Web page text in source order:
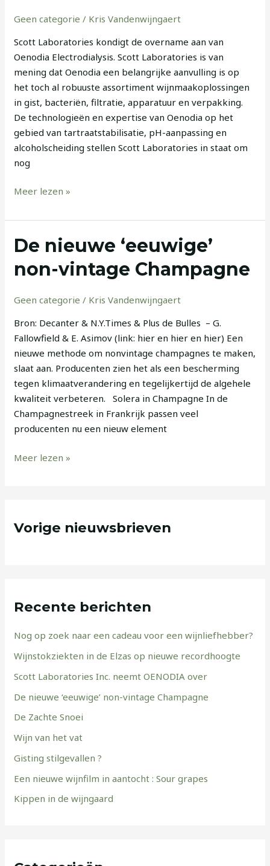
Geen categorie / Kris Vandenwijngaert
Scott Laboratories kondigt de overname aan van
Oenodia Electrodialysis. Scott Laboratories is van
mening dat Oenodia een belangrijke aanvulling is op
het toch al robuuste assortiment wijnmaakoplossingen
in gist, bacteriën, filtratie, apparatuur en verpakking.
De technologieën en expertise van Oenodia op het
gebied van tartraatstabilisatie, pH-aanpassing en
alcoholscheiding stellen Scott Laboratories in staat om
nog
OENODIA
Meer lezen »
De nieuwe ‘eeuwige’
non-vintage Champagne
Geen categorie / Kris Vandenwijngaert
Bron: Decanter & N.Y.Times & Plus de Bulles – G.
Fallowfield & E. Asimov (link: hier en hier en hier) Een
nieuwe methode om nonvintage champagnes te maken,
slaat aan. Producenten zien het als een bescherming
tegen klimaatverandering en tegelijkertijd de algehele
kwaliteit verbeteren. Solera in Champagne In de
Champagnestreek in Frankrijk passen veel
producenten nu een nieuw element
De
nieuwe
‘eeuwige’
vintage
Meer lezen »
Vorige nieuwsbrieven
Recente berichten
Nog op zoek naar een cadeau voor een wijnliefhebber?
Wijnstokziekten in de Elzas op nieuwe recordhoogte
Scott Laboratories Inc. neemt OENODIA over
De nieuwe ‘eeuwige’ non-vintage Champagne
De Zachte Snoei
Wijn van het vat
Gisting stilgevallen ?
Een nieuwe wijnfilm in aantocht : Sour grapes
Kippen in de wijngaard